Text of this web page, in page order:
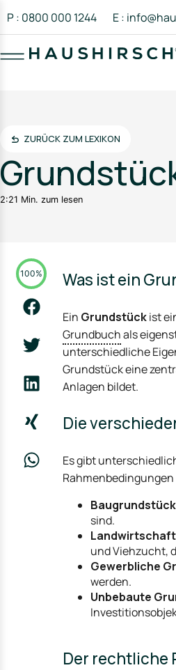
P : 0800 000 1244 E :
ZURÜCK ZUM LEXIKON
2:21 Min. zum lesen
100% Was ist ein
Ein Grundstückist
Grundbuchals
unterschiedliche
Grundstück eine
Anlagen bildet.
Die
Es gibt
sind.
und Viehzucht,
Gewerbliche
werden.
Unbebaute
Der rechtliche